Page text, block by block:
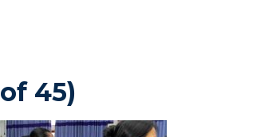
45)